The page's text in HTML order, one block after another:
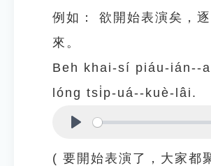
例如：
欲開始表演矣，
來。
Beh khai-sí piáu-ián--
lóng tsi̍p-uá--kuè-lâi.
( 要開始表演了，大家都